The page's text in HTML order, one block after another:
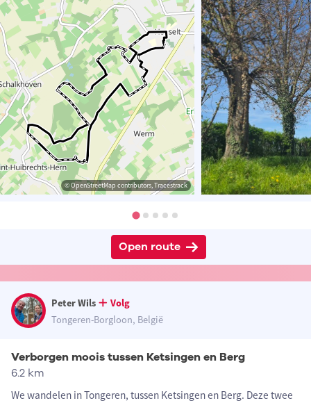
© OpenStreetMap contributors, Tracestrack
Open route
Peter Wils
Volg
Tongeren-Borgloon, België
Verborgen moois tussen Ketsingen en Berg
6.2 km
We wandelen in Tongeren, tussen Ketsingen en Berg. Deze twee